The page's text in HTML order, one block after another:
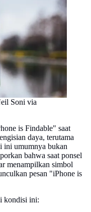
Soni via
is Findable" saat
daya, terutama
ini umumnya bukan
bahwa saat ponsel
menampilkan simbol
pesan "iPhone is
kondisi ini: